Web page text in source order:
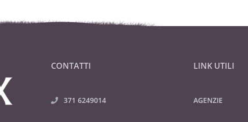
CONTATTI
371 6249014
LINK UTILI
AGENZIE